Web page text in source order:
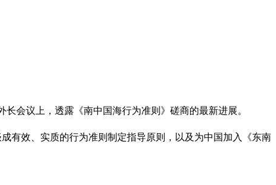
会议上，透露《南中国海行为准则》磋商的最新进展。
有效、实质的行为准则制定指导原则，以及为中国加入《东南